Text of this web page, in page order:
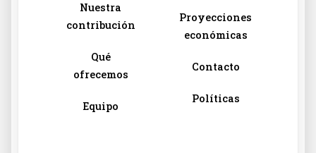
Nuestra
contribución
Qué
ofrecemos
Equipo
Proyecciones
económicas
Contacto
Políticas